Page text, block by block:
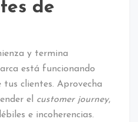
de
y termina
está funcionando
tus clientes. Aprovecha
el customer journey,
e incoherencias.